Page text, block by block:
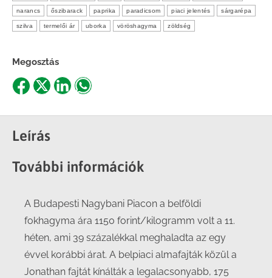
narancs őszibarack paprika paradicsom piaci jelentés sárgarépa
szilva termelői ár uborka vöröshagyma zöldség
Megosztás
Share
Facebook
Share
X
ShareShare
Leírás
További információk
A Budapesti Nagybani Piacon a belföldi
fokhagyma ára 1150 forint/kilogramm volt a 11.
héten, ami 39 százalékkal meghaladta az egy
évvel korábbi árat. A belpiaci almafajták közül a
Jonathan fajtát kínálták a legalacsonyabb, 175